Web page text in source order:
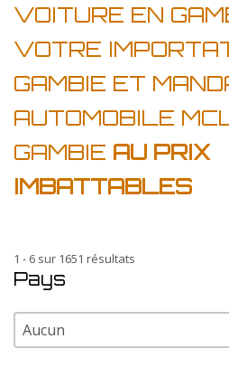
VOITURE EN
VOTRE
GAMBIE ET
AUTOMOBILE
GAMBIE AU PRIX
IMBATTABLES
1 - 6 sur 1651 résultats
Pays
Pays
Pays